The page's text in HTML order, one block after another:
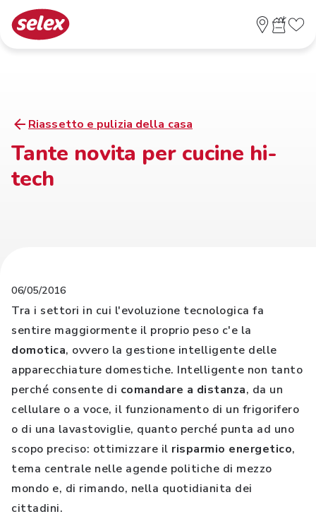
Riassetto e pulizia della casa
Tante novita per cucine hi-
tech
06/05/2016
Tra i settori in cui l'evoluzione tecnologica fa
sentire maggiormente il proprio peso c'e la
domotica, ovvero la gestione intelligente delle
apparecchiature domestiche. Intelligente non tanto
perché consente di comandare a distanza, da un
cellulare o a voce, il funzionamento di un frigorifero
o di una lavastoviglie, quanto perché punta ad uno
scopo preciso: ottimizzare il risparmio energetico,
tema centrale nelle agende politiche di mezzo
mondo e, di rimando, nella quotidianita dei
cittadini.